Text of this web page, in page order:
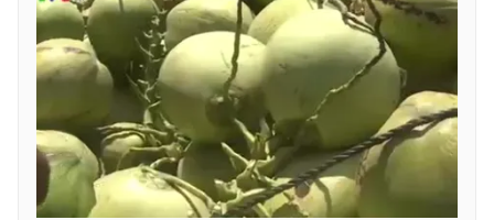
Thị trường 24h Tấm lòng Việt
VTV4 Vươn mình bằng AI
VTV9 VTV8
Liên hệ tòa soạn English